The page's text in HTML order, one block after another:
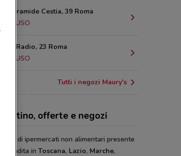
Piramide Cestia, 39 Roma
CHIUSO
Radio, 23 Roma
CHIUSO
Tutti i negozi Maury's
offerte e negozi
di ipermercati non alimentari presente
vendita inToscana, Lazio, Marche,